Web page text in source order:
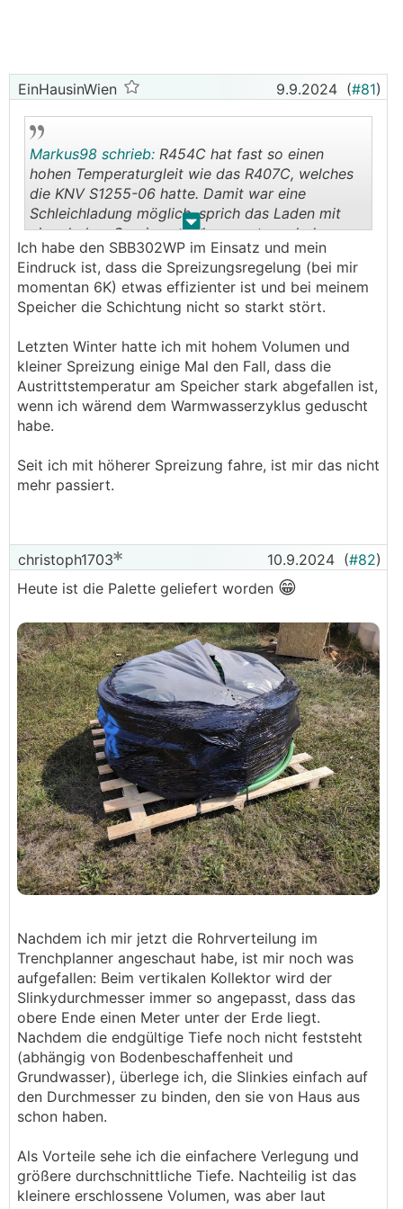
steht?
Der Trenchplanner beschwert sich, wenn Kanal und
Kollektor sich näher als 50 cm kommen, wie sieht
das in der Praxis aus? Kann man den Kanal auch 50
cm über dem Kollektor verlegen oder bekommt man
da Probleme? Also muss man im Kanalbereich auf
jeden Fall gerade verlegen? Sicherheitshalber auch
noch thermisch entkoppeln?
Die Anbindungsleitungen unter der Bodenplatte bis
zum Technikraum kommen mir lang vor. Ist das ein
Problem?
Macht die Versickerung aus der Zisterne über dem
mittleren Teil des Kollektors Sinn oder kann ich mir
das gleich sparen? Ich meine irgendwo gelesen zu
haben, dass man die ans warme Ende legen sollte?
So, das waren jetzt ein paar Fragen... Würde mich
über Antworten und generelle Meinungen freuen 🙂
EinHausinWien 9.9.2024 (#81)
. .
Markus98 schrieb: R454C hat fast so einen
hohen Temperaturgleit wie das R407C, welches
die KNV S1255-06 hatte. Damit war eine
Schleichladung möglich, sprich das Laden mit
einer hohen Spreizung. Ich vermute mal, das es
hier auch möglich ist, wissen tue ich es aber
nicht. @EinHausinWien und @Destroent könnten
hier vl eine Auskunft geben, die haben sich die
letzten Tage mit der Optimierung der
zwar mit dem SBB301WP, aber der interne ist
gleich aufgebaut, nur kleiner.
Ich habe den SBB302WP im Einsatz und mein
Eindruck ist, dass die Spreizungsregelung (bei mir
momentan 6K) etwas effizienter ist und bei meinem
Speicher die Schichtung nicht so starkt stört.
Letzten Winter hatte ich mit hohem Volumen und
kleiner Spreizung einige Mal den Fall, dass die
Austrittstemperatur am Speicher stark abgefallen ist,
wenn ich wärend dem Warmwasserzyklus geduscht
habe.
Seit ich mit höherer Spreizung fahre, ist mir das nicht
mehr passiert.
christoph1703 10.9.2024 (#82)
Heute ist die Palette geliefert worden 😁
Nachdem ich mir jetzt die Rohrverteilung im
Trenchplanner angeschaut habe, ist mir noch was
aufgefallen: Beim vertikalen Kollektor wird der
Slinkydurchmesser immer so angepasst, dass das
obere Ende einen Meter unter der Erde liegt.
Nachdem die endgültige Tiefe noch nicht feststeht
(abhängig von Bodenbeschaffenheit und
Grundwasser), überlege ich, die Slinkies einfach auf
den Durchmesser zu binden, den sie von Haus aus
schon haben.
Als Vorteile sehe ich die einfachere Verlegung und
größere durchschnittliche Tiefe. Nachteilig ist das
kleinere erschlossene Volumen, was aber laut